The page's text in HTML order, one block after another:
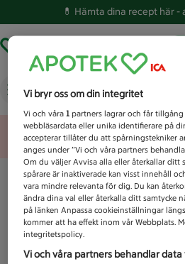
💊 Hämta dina recept här -
Vad letar du efter idag?
Unknown
Vi bryr oss om din integritet
Vi och våra1 partners lagrar och får
webbläsardata eller unika identifierare på
accepterar tillåter du att spårningstekniker
anges under ”Vi och våra partners
Om du väljer Avvisa alla eller återkallar ditt
spårare är inaktiverade kan visst innehåll
vara mindre relevanta för dig. Du kan
ändra dina val eller återkalla ditt samtycke
på länken Anpassa cookieinställningar
kommer att ha effekt inom vår Webbplats.
integritetspolicy.
Vi och våra partners behandlar